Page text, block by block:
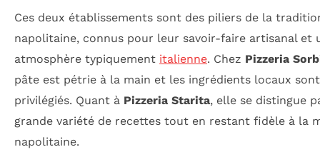
Ces deux établissements sont des piliers de la
napolitaine, connus pour leur savoir-faire artisanal et
atmosphère typiquement italienne. Chez Pizzeria
pâte est pétrie à la main et les ingrédients locaux sont
privilégiés. Quant à Pizzeria Starita, elle se distingue
grande variété de recettes tout en restant fidèle à la
napolitaine.